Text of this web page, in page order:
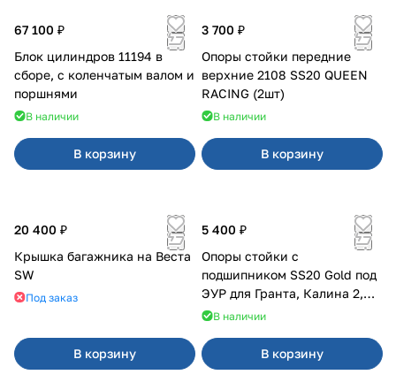
67 100 ₽
Блок цилиндров 11194 в
сборе, с коленчатым валом и
поршнями
В наличии
В корзину
3 700 ₽
Опоры стойки передние
верхние 2108 SS20 QUEEN
RACING (2шт)
В наличии
В корзину
20 400 ₽
Крышка багажника на Веста
SW
Под заказ
В корзину
5 400 ₽
Опоры стойки с
подшипником SS20 Gold под
ЭУР для Гранта, Калина 2,
Datsun
В наличии
В корзину